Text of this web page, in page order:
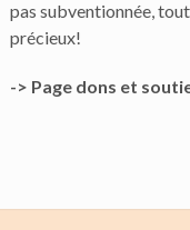
pas subventionnée,
précieux!
-> Page dons et